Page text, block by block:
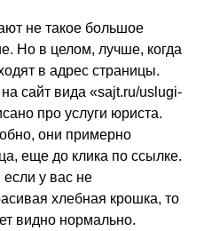
не такое большое
Но в целом, лучше, когда
в адрес страницы.
сайт вида «sajt.ru/uslugi-
про услуги юриста.
они примерно
еще до клика по ссылке.
у вас не
хлебная крошка, то
видно нормально.